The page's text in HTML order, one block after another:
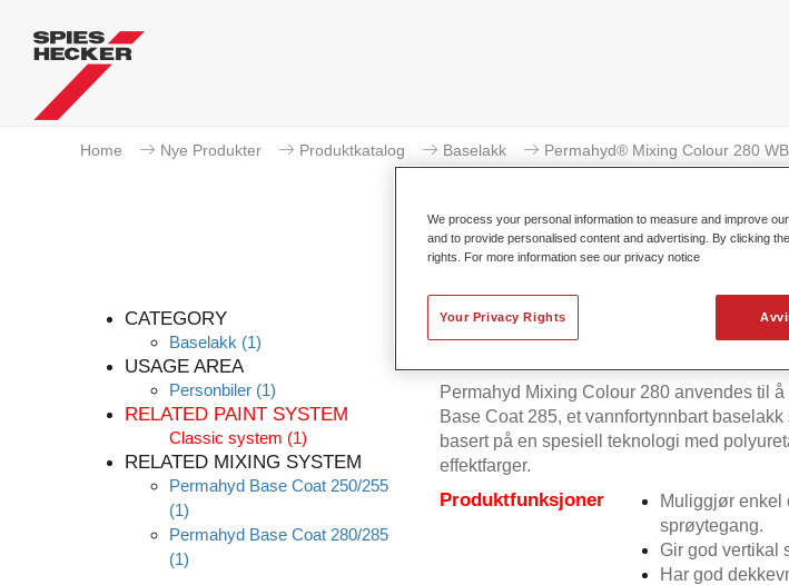
Home Nye Produkter Produktkatalog Baselakk Permahyd® Mixing Colour 280
CATEGORY
Baselakk (1)
USAGE AREA
Personbiler (1)
RELATED PAINT SYSTEM
Classic system (1)
RELATED MIXING SYSTEM
Permahyd Base Coat 250/255
(1)
Permahyd Base Coat 280/285
(1)
Permahyd® Mixing
Permahyd Mixing Colour 280 anvendes til
Base Coat 285, et vannfortynnbart
basert på en spesiell teknologi med
effektfarger.
Produktfunksjoner
Muliggjør enkel
sprøytegang.
Gir god vertikal
Har god
We process your personal information to measure and improve
and to provide personalised content and advertising. By clicking
rights. For more information see our privacy notice
Your Privacy Rights